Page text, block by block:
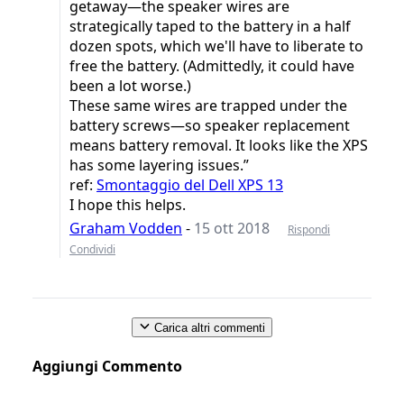
getaway—the speaker wires are
strategically taped to the battery in a half
dozen spots, which we'll have to liberate to
free the battery. (Admittedly, it could have
been a lot worse.)
These same wires are trapped under the
battery screws—so speaker replacement
means battery removal. It looks like the XPS
has some layering issues.”
ref: Smontaggio del Dell XPS 13
I hope this helps.
Graham Vodden - 15 ott 2018
Rispondi
Condividi
Carica altri commenti
Aggiungi Commento